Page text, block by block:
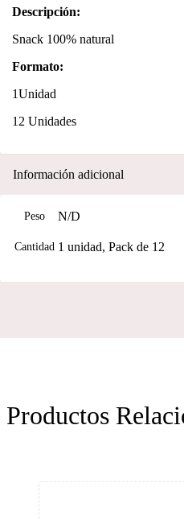
Descripción:
Snack 100% natural
Formato:
1Unidad
12 Unidades
Información adicional
Peso N/D
Cantidad 1 unidad, Pack de 12
Productos